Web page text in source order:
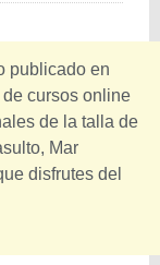
publicado en
cursos online
de la talla de
Mar
disfrutes del